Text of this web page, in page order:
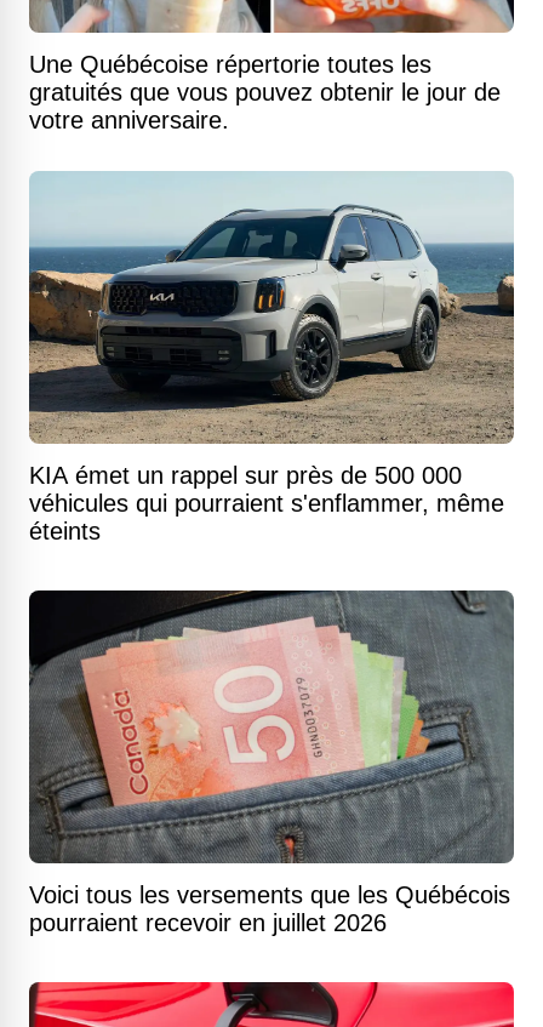
Une Québécoise répertorie toutes les
gratuités que vous pouvez obtenir le jour de
votre anniversaire.
KIA émet un rappel sur près de 500 000
véhicules qui pourraient s'enflammer, même
éteints
Voici tous les versements que les Québécois
pourraient recevoir en juillet 2026